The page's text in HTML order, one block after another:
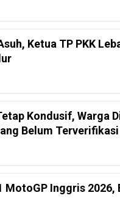
Ketua TP PKK
Kondusif, Warga
Belum Terverifikasi
MotoGP Inggris